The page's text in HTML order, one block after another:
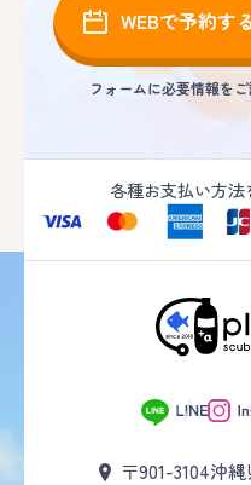
WEBで予約する
フォームに必要情報を
各種お支払い方法
〒901-3104沖